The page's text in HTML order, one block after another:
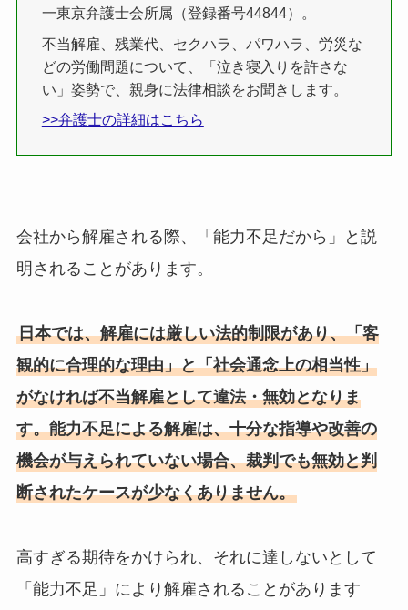
一東京弁護士会所属（登録番号44844）。
不当解雇、残業代、セクハラ、パワハラ、労災な
どの労働問題について、「泣き寝入りを許さな
い」姿勢で、親身に法律相談をお聞きします。
>>弁護士の詳細はこちら
会社から解雇される際、「能力不足だから」と説
明されることがあります。
日本では、解雇には厳しい法的制限があり、「客
観的に合理的な理由」と「社会通念上の相当性」
がなければ不当解雇として違法・無効となりま
す。能力不足による解雇は、十分な指導や改善の
機会が与えられていない場合、裁判でも無効と判
断されたケースが少なくありません。
高すぎる期待をかけられ、それに達しないとして
「能力不足」により解雇されることがあります